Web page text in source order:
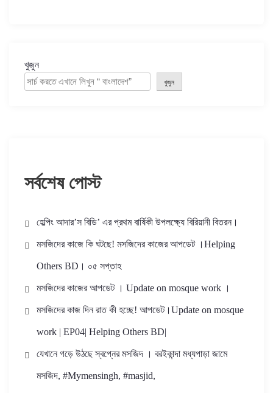
খুজুন
খুজুন
সর্বশেষ পোস্ট
হেল্পিং আদার’স বিডি’ এর প্রথম বার্ষিকী উপলক্ষ্যে বিরিয়ানী বিতরন।
মসজিদের কাজে কি ঘটছে! মসজিদের কাজের আপডেট ।Helping
Others BD। ০৫ সপ্তাহ
মসজিদের কাজের আপডেট । Update on mosque work ।
মসজিদের কাজ দিন রাত কী হচ্ছে! আপডেট।Update on mosque
work | EP04| Helping Others BD|
যেখানে গড়ে উঠছে স্বপ্নের মসজিদ । বরইকান্দা মধ্যপাড়া জামে
মসজিদ, #Mymensingh, #masjid,